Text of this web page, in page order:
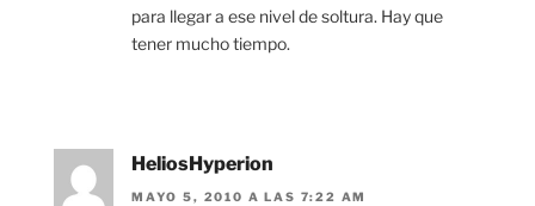
para llegar a ese nivel de soltura. Hay que
tener mucho tiempo.
HeliosHyperion
MAYO 5, 2010 A LAS 7:22 AM